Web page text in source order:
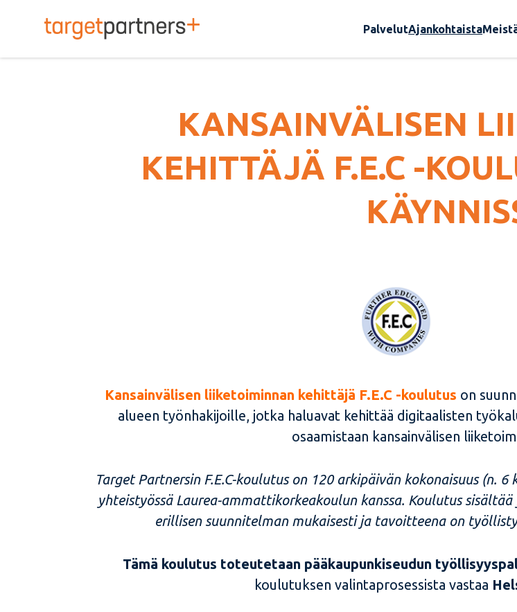
TargetPartners+ PalvelutAjankohtaista
KANSAINVÄLISEN
KEHITTÄJÄ F.E.C -
Kansainvälisen liiketoiminnan kehittäjä F.E.C -koulutus on
alueen työnhakijoille, jotka haluavat kehittää digitaalisten
osaamistaan kansainvälisen
Target Partnersin F.E.C-koulutus on 120 arkipäivän kokonaisuus (n.
yhteistyössä Laurea-ammattikorkeakoulun kanssa. Koulutus
erillisen suunnitelman mukaisesti ja tavoitteena on
Tämä koulutus toteutetaan pääkaupunkiseudun
koulutuksen valintaprosessista vastaa